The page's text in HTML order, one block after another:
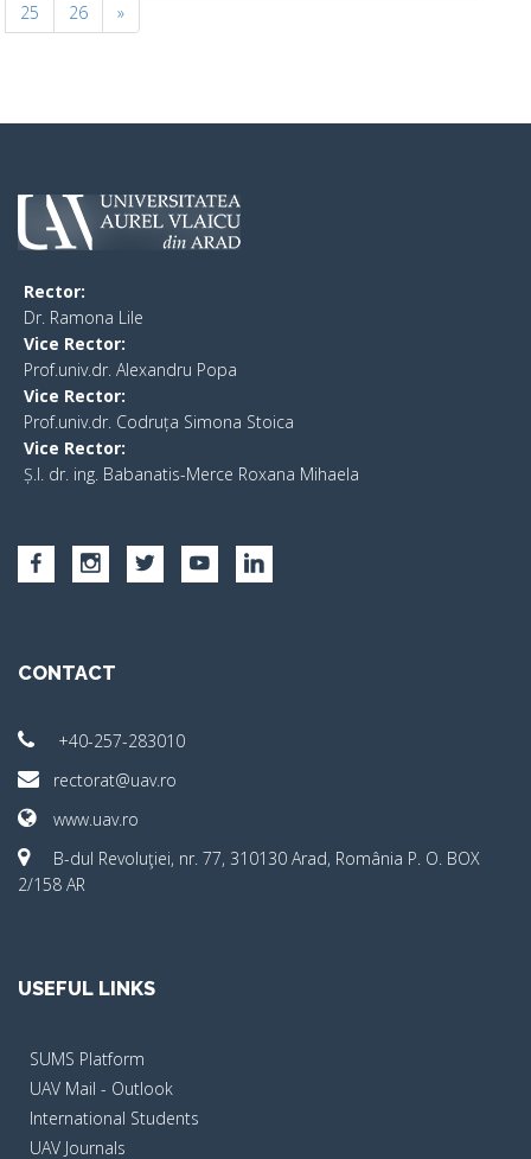
25
26 »
Rector:
​Dr. Ramona Lile
Vice Rector:
Prof.univ.dr. Alexandru Popa
Vice Rector:
Prof.univ.dr. Codruța Simona Stoica
Vice Rector:
Ș.I. dr. ing. Babanatis-Merce Roxana Mihaela
CONTACT
+40-257-283010
rectorat@uav.ro
www.uav.ro
B-dul Revoluţiei, nr. 77, 310130 Arad, România P. O. BOX
2/158 AR
USEFUL LINKS
SUMS Platform
UAV Mail - Outlook
International Students
UAV Journals